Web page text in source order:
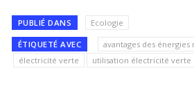
PUBLIÉ DANS Ecologie
ÉTIQUETÉ AVEC
avantages des
électricité verte
utilisation électricité verte